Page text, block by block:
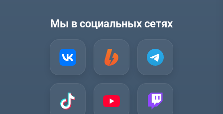
Мы в социальных сетях